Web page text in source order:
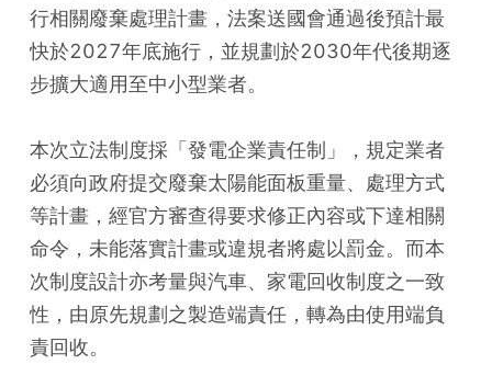
行相關廢棄處理計畫，法案送國會通過後預計最
快於2027年底施行，並規劃於2030年代後期逐
步擴大適用至中小型業者。
本次立法制度採「發電企業責任制」，規定業者
必須向政府提交廢棄太陽能面板重量、處理方式
等計畫，經官方審查得要求修正內容或下達相關
命令，未能落實計畫或違規者將處以罰金。而本
次制度設計亦考量與汽車、家電回收制度之一致
性，由原先規劃之製造端責任，轉為由使用端負
責回收。